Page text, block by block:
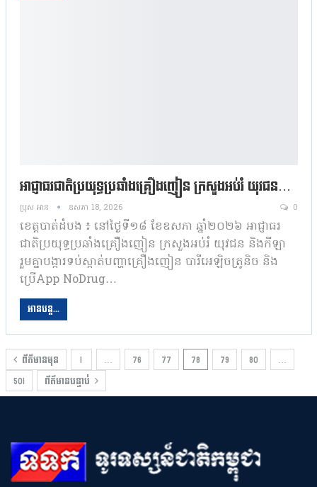
អាជ្ញាធរជាតិប្រយុទ្ធប្រឆាំងគ្រឿងញៀន ក្រសួងអប់រំ យុវជន…
ប្រុស អាន ឧសភា 18, 2026 0
ខេត្តបាត់ដំបង ៖ នៅថ្ងៃទី១៨ ខែឧសភា ឆ្នាំ២០២៦ អាជ្ញាធរ
ជាតិប្រយុទ្ធប្រឆាំងគ្រឿងញៀន ក្រសួងអប់រំ យុវជន និងកីឡា
រួមគ្នាបង្ការទប់ស្កាត់បញ្ហាគ្រឿងញៀន បារីអេឡិចត្រូនិច និង
ប្រើApp NoDrug…
អានបន្ត...
ព័ត៌មានមុន 1 … 76 77 78 79 80
…
501
ព័ត៌មានបន្ទាប់